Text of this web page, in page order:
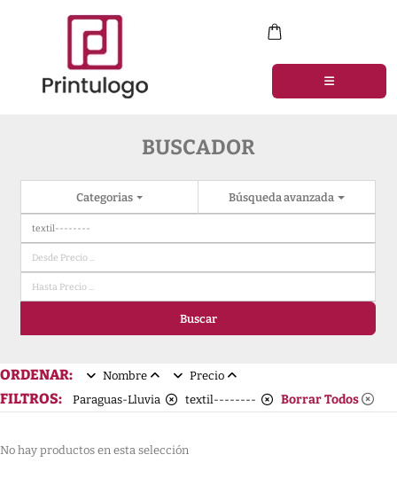
BUSCADOR
Categorias Búsqueda avanzada
Buscar
ORDENAR: Nombre Precio
FILTROS: Paraguas-Lluvia textil-------- Borrar Todos
No hay productos en esta selección